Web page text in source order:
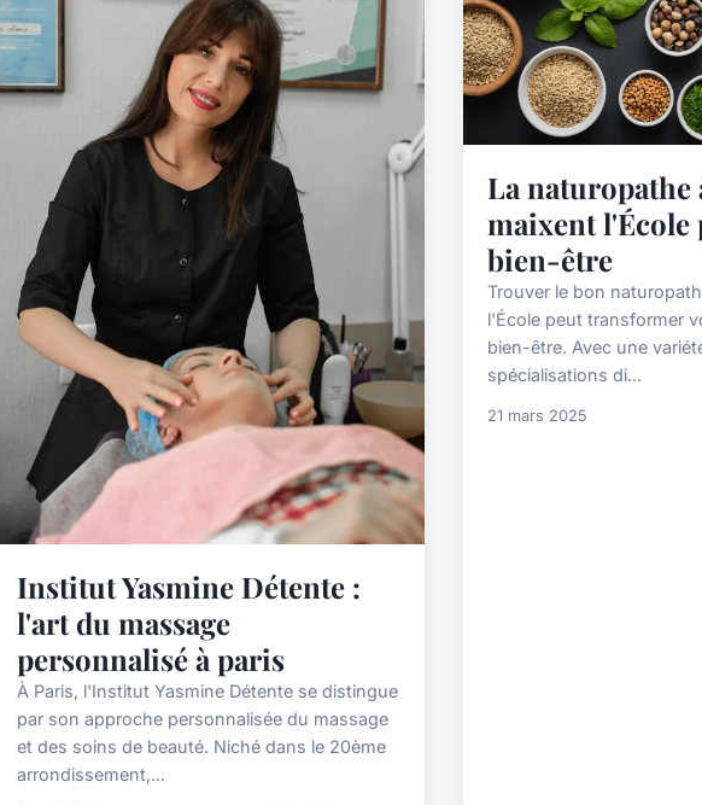
Institut Yasmine Détente :
l'art du massage
personnalisé à paris
À Paris, l'Institut Yasmine Détente se distingue
par son approche personnalisée du massage
et des soins de beauté. Niché dans le 20ème
arrondissement,...
La naturopathe
maixent l'École
bien-être
Trouver le bon
l'École peut transformer
bien-être. Avec une
spécialisations di...
21 mars 2025